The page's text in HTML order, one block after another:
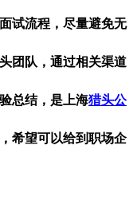
试流程，尽量避免无
团队，通过相关渠道
总结，是上海猎头公
希望可以给到职场企